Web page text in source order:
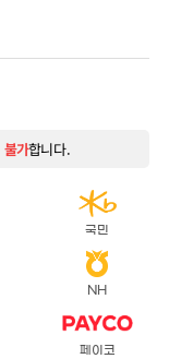
불가합니다.
국민
NH
페이코